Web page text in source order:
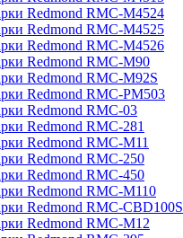
Redmond RMC-M4524
Redmond RMC-M4525
Redmond RMC-M4526
Redmond RMC-M90
Redmond RMC-M92S
Redmond RMC-PM503
Redmond RMC-03
Redmond RMC-281
Redmond RMC-M11
Redmond RMC-250
Redmond RMC-450
Redmond RMC-M110
Redmond RMC-CBD100S
Redmond RMC-M12